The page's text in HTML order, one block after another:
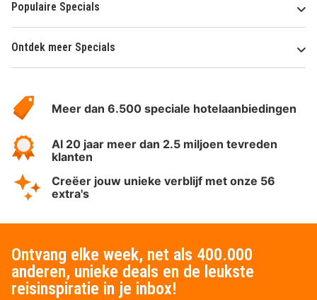
Populaire Specials
Ontdek meer Specials
HotelSpecials
Meer dan 6.500 speciale hotelaanbiedingen
Al 20 jaar meer dan 2.5 miljoen tevreden
klanten
Creëer jouw unieke verblijf met onze 56
extra's
Ontvang elke week, net als 400.000
anderen, unieke deals en de leukste
reisinspiratie in je inbox!